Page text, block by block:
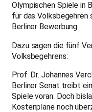
Olympischen Spiele in
für das Volksbegehren
Berliner Bewerbung.
Dazu sagen die fünf
Volksbegehrens:
Prof. Dr. Johannes
Berliner Senat treibt
Spiele voran. Doch
Kostenpläne noch